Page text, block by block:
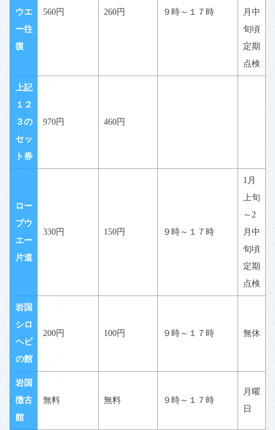
ウエ
ー往
復
560円 260円 ９時～１７時
月中
旬頃
定期
点検
上記
１２
３の
セッ
ト券
970円 460円
ロー
プウ
エー
片道
330円 150円 ９時～１７時
1月
上旬
～2
月中
旬頃
定期
点検
岩国
シロ
ヘビ
の館
200円 100円 ９時～１７時 無休
岩国
徴古
館
無料 無料 ９時～１７時
月曜
日